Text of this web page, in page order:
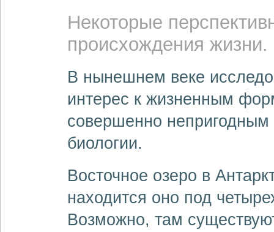
Некоторые
происхождения жизни.
В нынешнем веке
интерес к жизненным
совершенно
биологии.
Восточное озеро в
находится оно под
Возможно, там